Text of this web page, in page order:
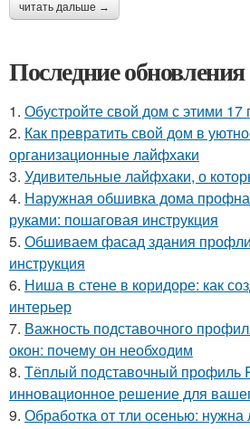
читать дальше →
Последние обновления
1. Обустройте свой дом с этими
2. Как превратить свой дом в
организационные лайфхаки
3. Удивительные лайфхаки, о
4. Наружная обшивка дома
руками: пошаговая инструкция
5. Обшиваем фасад здания
инструкция
6. Ниша в стене в коридоре: как
интерьер
7. Важность подставочного
окон: почему он необходим
8. Тёплый подставочный профиль
инновационное решение для
9. Обработка от тли осенью: